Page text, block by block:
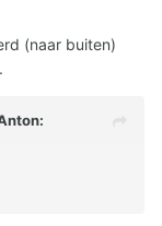
(naar buiten)